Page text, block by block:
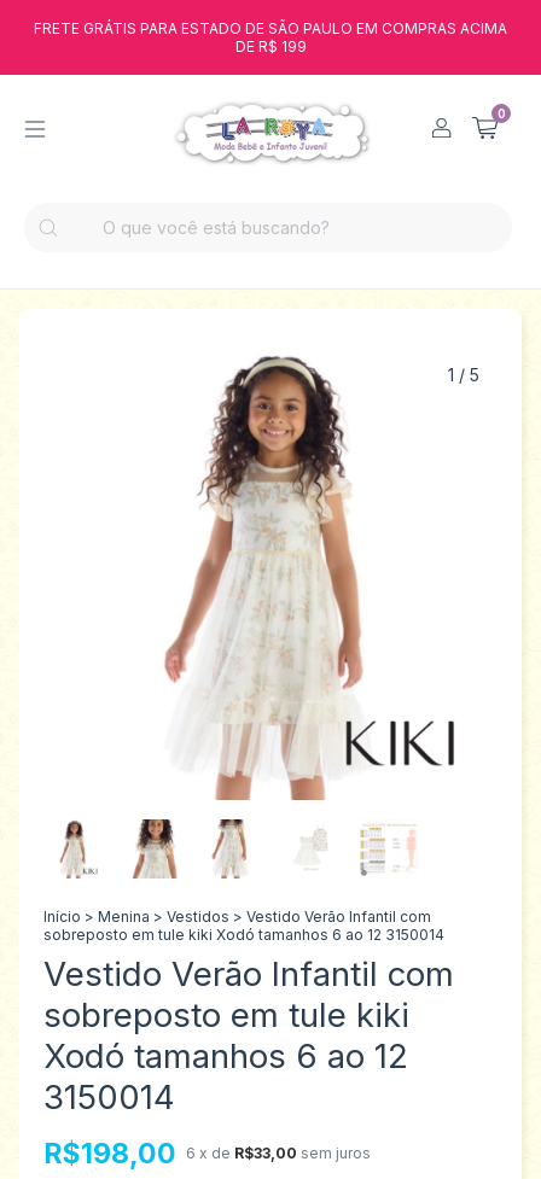
FRETE GRÁTIS PARA ESTADO DE SÃO PAULO EM COMPRAS ACIMA
DE R$ 199
0
1 / 5
Início > Menina > Vestidos > Vestido Verão Infantil com
sobreposto em tule kiki Xodó tamanhos 6 ao 12 3150014
Vestido Verão Infantil com
sobreposto em tule kiki
Xodó tamanhos 6 ao 12
3150014
R$198,00 6 x de R$33,00 sem juros